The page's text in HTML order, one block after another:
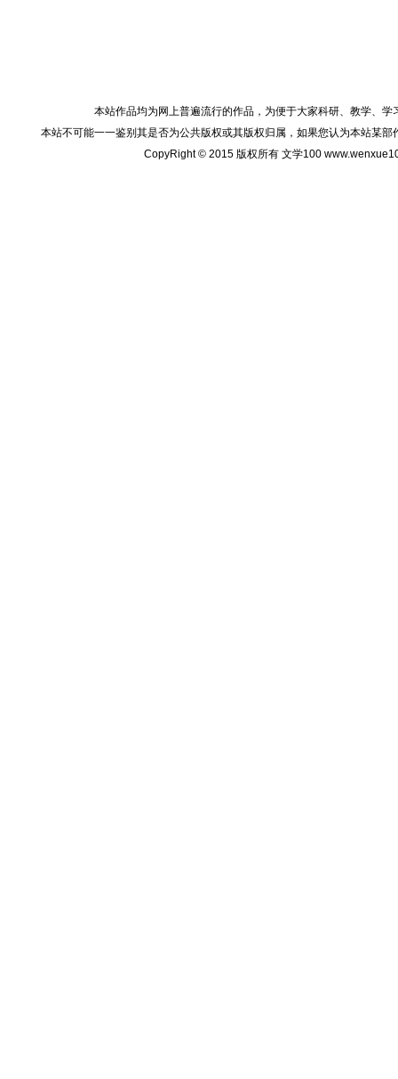
本站作品均为网上普遍流行的作品，为便于大家科研、教学、
本站不可能一一鉴别其是否为公共版权或其版权归属，如果您认为本站某
CopyRight © 2015 版权所有 文学100